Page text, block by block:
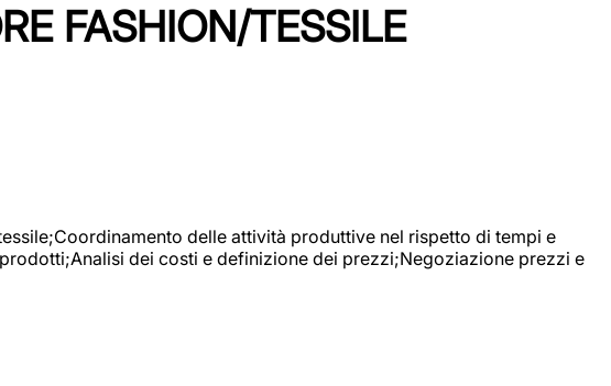
FASHION/TESSILE
delle attività produttive nel rispetto di tempi e
dei costi e definizione dei prezzi;Negoziazione prezzi e